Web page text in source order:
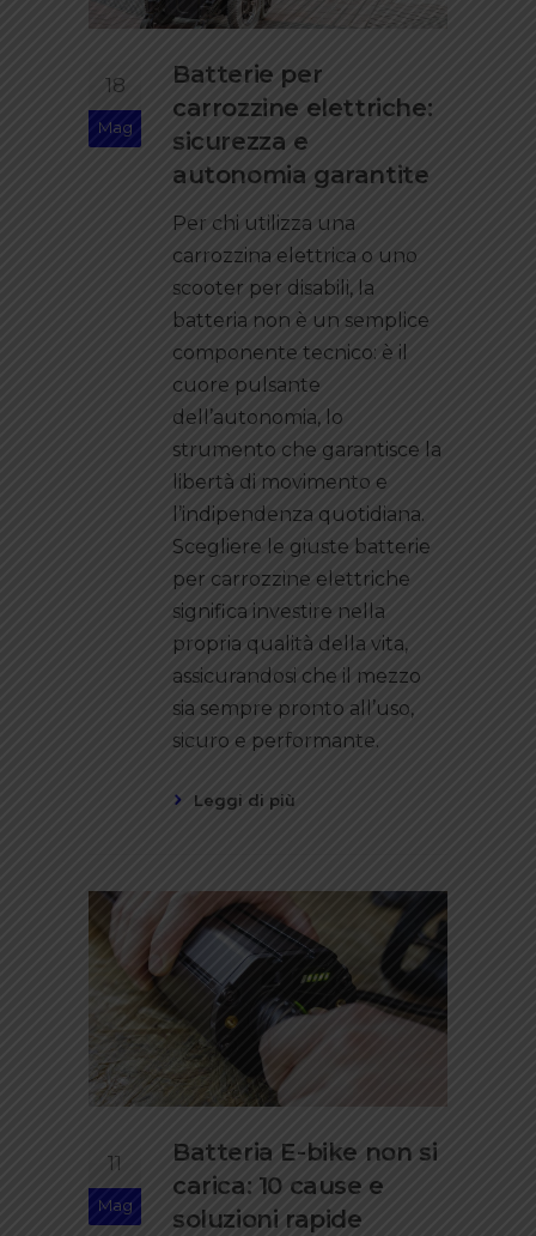
18
Mag
Batterie per
carrozzine elettriche:
sicurezza e
autonomia garantite
Per chi utilizza una
carrozzina elettrica o uno
scooter per disabili, la
batteria non è un semplice
componente tecnico: è il
cuore pulsante
dell’autonomia, lo
strumento che garantisce la
libertà di movimento e
l’indipendenza quotidiana.
Scegliere le giuste batterie
per carrozzine elettriche
significa investire nella
propria qualità della vita,
assicurandosi che il mezzo
sia sempre pronto all’uso,
sicuro e performante.
Leggi di più
11
Mag
Batteria E-bike non si
carica: 10 cause e
soluzioni rapide